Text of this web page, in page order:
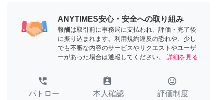
ANYTIMES安心・安全への取り組み
報酬は取引前に事務局に支払われ、評価・完了後
に振り込まれます。利用規約違反の恐れや、少し
でも不審な内容のサービスやリクエストやユーザ
ーがあった場合は通報してください。
詳細を見る
perm_phone_msg
パトロー
assignment_ind
本人確認
tag_faces
評価制度